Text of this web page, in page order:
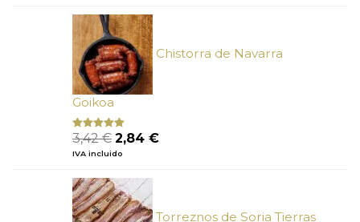
era:
34,10 €.
Chistorra de Navarra
Goikoa
Valorado
con
de 5
3,42€ El
precio
era:
3,42 €.
2,84 €El
IVA incluido
Torreznos de Soria Tierras